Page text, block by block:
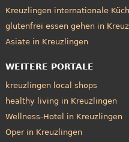
Kreuzlingen internationale
glutenfrei essen gehen in
Asiate in Kreuzlingen
WEITERE PORTALE
kreuzlingen local shops
healthy living in Kreuzlingen
Wellness-Hotel in Kreuzlingen
Oper in Kreuzlingen